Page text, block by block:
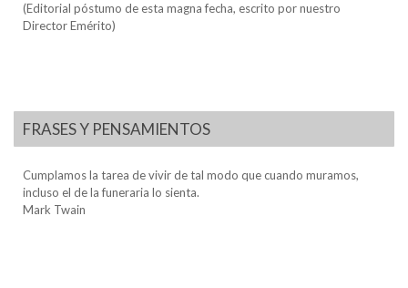
(Editorial póstumo de esta magna fecha, escrito por nuestro
Director Emérito)
FRASES Y PENSAMIENTOS
Cumplamos la tarea de vivir de tal modo que cuando muramos,
incluso el de la funeraria lo sienta.
Mark Twain